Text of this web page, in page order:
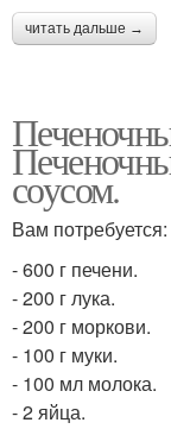
читать дальше →
соусом.
Вам потребуется:
- 600 г печени.
- 200 г лука.
- 200 г моркови.
- 100 г муки.
- 100 мл молока.
- 2 яйца.